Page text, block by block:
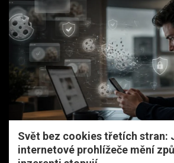
Svět bez cookies třetích stran:
internetové prohlížeče mění